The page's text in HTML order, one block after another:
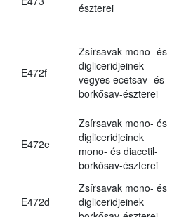
észterei
E472f
Zsírsavak mono- és
digliceridjeinek
vegyes ecetsav- és
borkősav-észterei
E472e
Zsírsavak mono- és
digliceridjeinek
mono- és diacetil-
borkősav-észterei
E472d
Zsírsavak mono- és
digliceridjeinek